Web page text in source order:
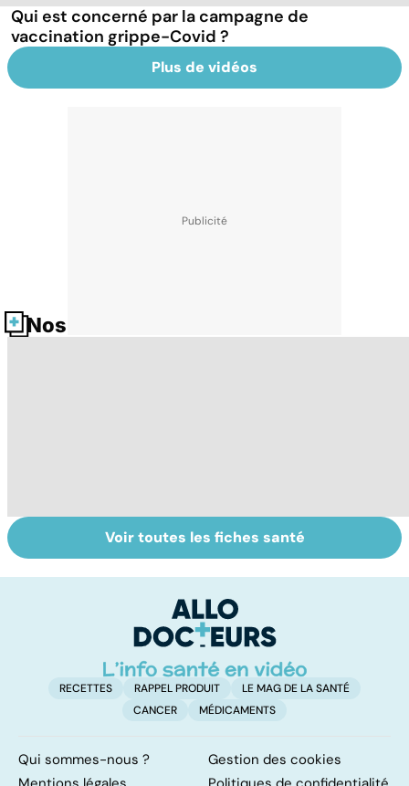
Qui est concerné par la campagne de
vaccination grippe-Covid ?
Plus de vidéos
Nos fiches santé
Tout savoir sur
les infections
Covid-19 : tout
savoir sur la
Voir toutes les fiches santé
RECETTES RAPPEL PRODUIT
LE MAG DE LA SANTÉ
CANCER
MÉDICAMENTS
Qui sommes-nous ?
Gestion des cookies